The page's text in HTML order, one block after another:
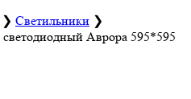
❯ Светильники ❯
Аврора 595*595